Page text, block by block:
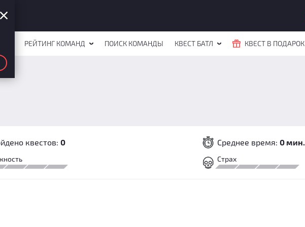
РЕЙТИНГ КОМАНД ПОИСК КОМАНДЫ КВЕСТ БАТЛ КВЕСТ В ПОДАРОК
квестов:0 Среднее время:0 мин.
Страх